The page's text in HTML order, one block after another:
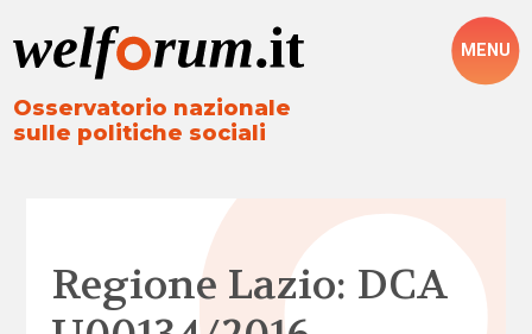
Osservatorio nazionale
sulle politiche sociali
MENU
Regione Lazio: DCA